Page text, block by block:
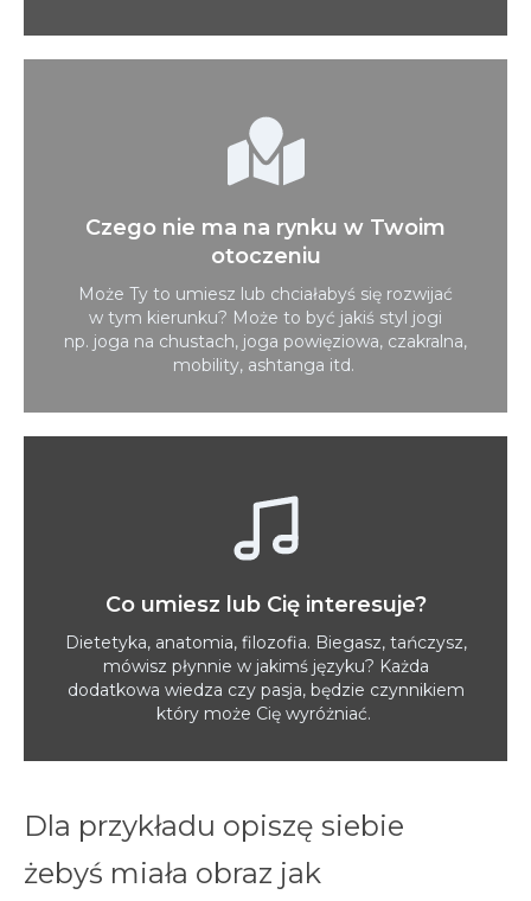
Czego nie ma na rynku w Twoim
otoczeniu
Może Ty to umiesz lub chciałabyś się rozwijać
w tym kierunku? Może to być jakiś styl jogi
np. joga na chustach, joga powięziowa, czakralna,
mobility, ashtanga itd.
Co umiesz lub Cię interesuje?
Dietetyka, anatomia, filozofia. Biegasz, tańczysz,
mówisz płynnie w jakimś języku? Każda
dodatkowa wiedza czy pasja, będzie czynnikiem
który może Cię wyróżniać.
Dla przykładu opiszę siebie
żebyś miała obraz jak